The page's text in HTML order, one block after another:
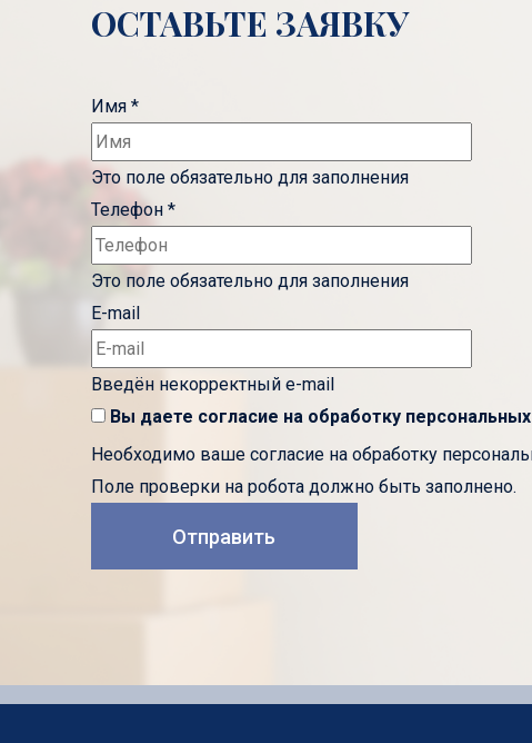
ОСТАВЬТЕ ЗАЯВКУ
Имя *
Это поле обязательно для заполнения
Телефон *
Это поле обязательно для заполнения
E-mail
Введён некорректный e-mail
Вы даете согласие на обработку
Необходимо ваше согласие на обработку
Поле проверки на робота должно быть заполнено.